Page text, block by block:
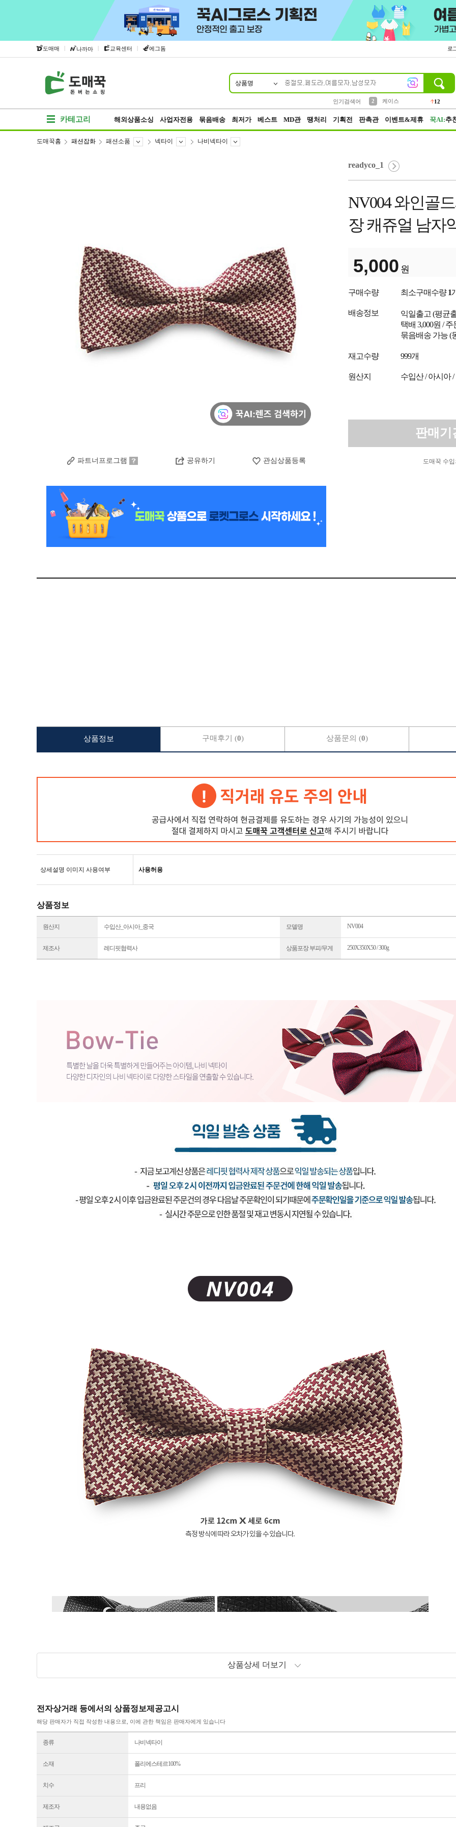
도매매 | 나까마 | 교육센터 | 에그돔 로
상품명
인기검색어
2
케이스
12
카테고리 해외상품소싱 사업자전용 묶음배송 최저가 베스트 MD관 땡처리 기획전 판촉관 이벤트&제휴 꾹AI:추
도매꾹홈 패션잡화 패션소품 넥타이 나비넥타이
파트너프로그램 공유하기 관심상품등록
readyco_1
NV004 와인골
장 캐쥬얼 남자
5,000 원
구매수량 최소구매수량1
배송정보 익일출고 (평균
택배 3,000원 /
묶음배송 가능 (
재고수량 999개
원산지 수입산 / 아시아 /
판매기
도매꾹 수
상세설명 이미지 사용여부 사용허용
상품정보
원산지 수입산_아시아_중국 모델명 NV004
제조사 레디핏협력사 상품포장 부피/무게 250X350X50 / 300g
상품상세 더보기
전자상거래 등에서의 상품정보제공고시
해당 판매자가 직접 작성한 내용으로, 이에 관한 책임은 판매자에게 있습니다
종류 나비넥타이
소재 폴리에스테르100%
치수 프리
제조자 내용없음
상품정보 구매후기 (0) 상품문의 (0)